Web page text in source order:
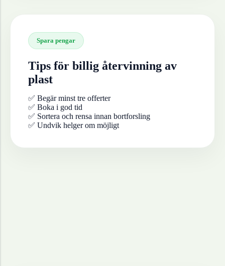
Spara pengar
Tips för billig återvinning av
plast
✅ Begär minst tre offerter
✅ Boka i god tid
✅ Sortera och rensa innan bortforsling
✅ Undvik helger om möjligt